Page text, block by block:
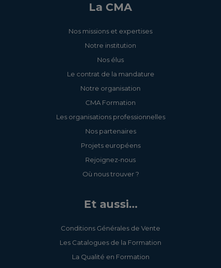
La CMA
Nos missions et expertises
Notre institution
Nos élus
Le contrat de la mandature
Notre organisation
CMA Formation
Les organisations professionnelles
Nos partenaires
Projets européens
Rejoignez-nous
Où nous trouver ?
Et aussi...
Conditions Générales de Vente
Les Catalogues de la Formation
La Qualité en Formation